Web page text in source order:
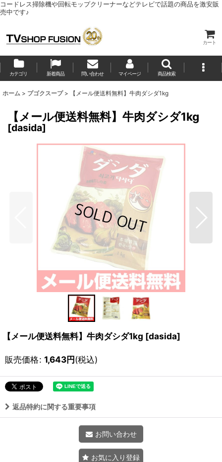
コードレス掃除機や回転モップクリーナーなどテレビで話題の商品を激安販
売中です♪
カート
カテゴリ 新着商品 問い合わせ マイページ 商品検索
ホーム > プゴクスープ > 【メール便送料無料】牛肉ダシダ1kg
【メール便送料無料】牛肉ダシダ1kg
[dasida]
【メール便送料無料】牛肉ダシダ1kg [dasida]
販売価格: 1,643円(税込)
返品特約に関する重要事項
お問い合わせ
お気に入り登録